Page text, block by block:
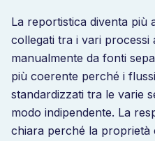
La reportistica diventa più
collegati tra i vari processi
manualmente da fonti
più coerente perché i
standardizzati tra le varie
modo indipendente. La
chiara perché la proprietà